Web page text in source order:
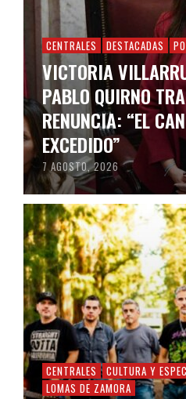
CENTRALES DESTACADAS
VICTORIA
PABLO QUIRNO
RENUNCIA: “EL
EXCEDIDO”
7 AGOSTO, 2026
CENTRALES CULTURA Y
LOMAS DE ZAMORA